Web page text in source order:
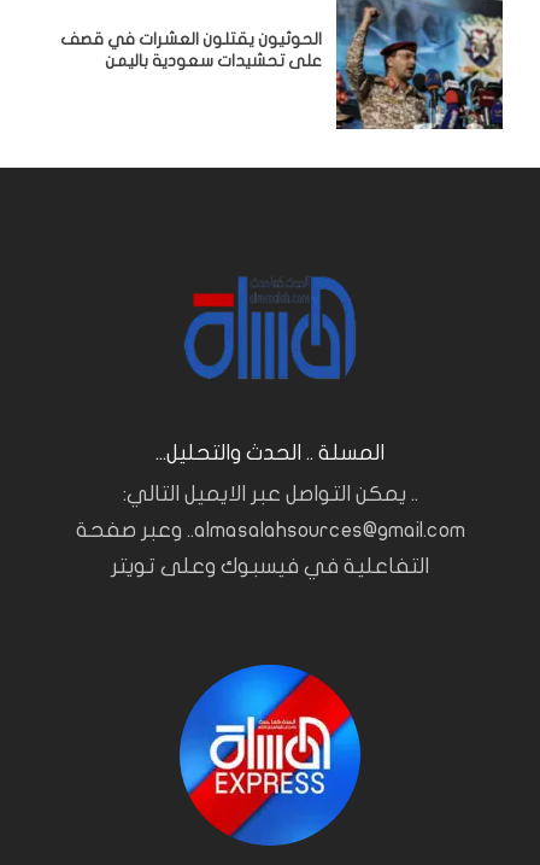
الحوثيون يقتلون العشرات في قصف
على تحشيدات سعودية باليمن
المسلة .. الحدث والتحليل...
.. يمكن التواصل عبر الايميل التالي:
almasalahsources@gmail.com.. وعبر صفحة
التفاعلية في فيسبوك وعلى تويتر